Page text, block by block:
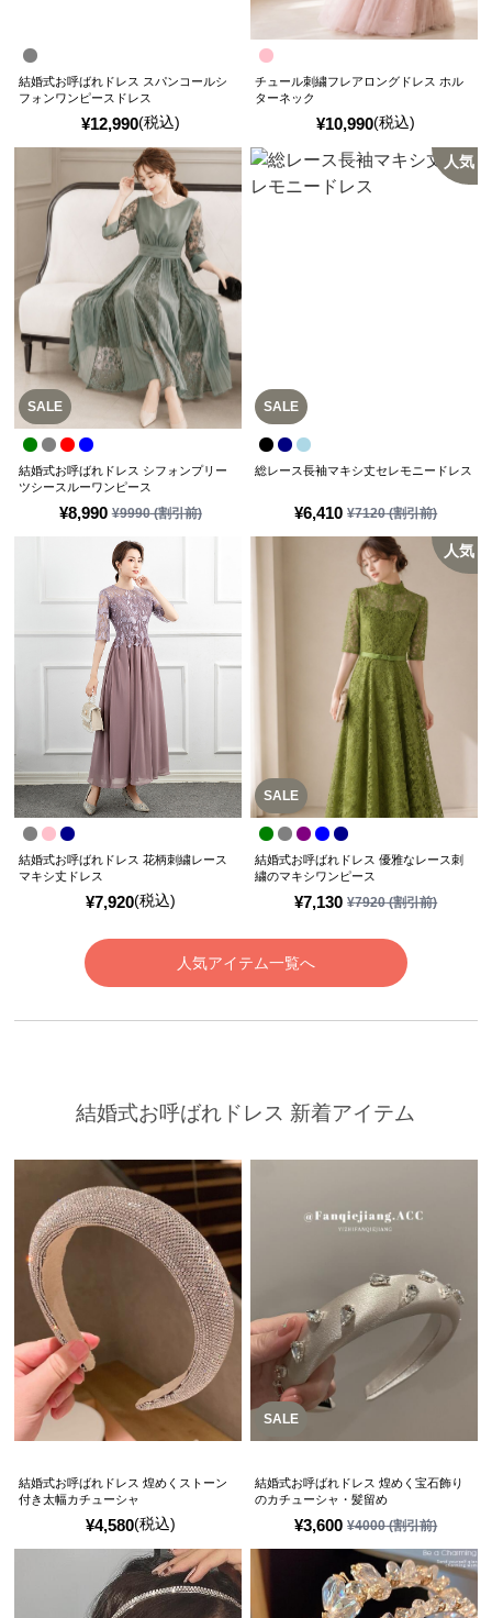
¥12,990(税込)
結婚式お呼ばれドレス スパンコールシ
フォンワンピースドレス
¥10,990(税込)
チュール刺繍フレアロングドレス ホル
ターネック
SALE
¥8,990 ¥9990(割引前)
結婚式お呼ばれドレス シフォンプリー
ツシースルーワンピース
SALE
人気
¥6,410 ¥7120(割引前)
総レース長袖マキシ丈セレモニードレス
¥7,920(税込)
結婚式お呼ばれドレス 花柄刺繍レース
マキシ丈ドレス
SALE
人気
¥7,130 ¥7920(割引前)
結婚式お呼ばれドレス 優雅なレース刺
繍のマキシワンピース
人気アイテム一覧へ
結婚式お呼ばれドレス 新着アイテム
¥4,580(税込)
結婚式お呼ばれドレス 煌めくストーン
付き太幅カチューシャ
SALE
¥3,600 ¥4000(割引前)
結婚式お呼ばれドレス 煌めく宝石飾り
のカチューシャ・髪留め